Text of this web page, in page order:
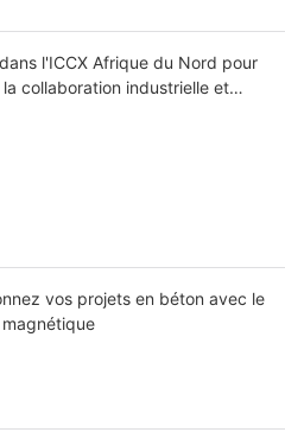
l'ICCX Afrique du Nord pour
collaboration industrielle et
vos projets en béton avec le